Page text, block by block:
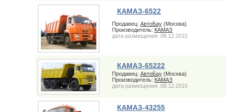
КАМАЗ-6522
Продавец: АвтоБау (Москва)
Производитель: КАМАЗ
дата размещения: 08.12.2015
КАМАЗ-65222
Продавец: АвтоБау (Москва)
Производитель: КАМАЗ
дата размещения: 08.12.2015
КАМАЗ-43255